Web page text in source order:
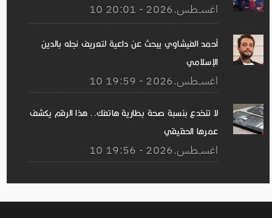
10 اغســطس.2026 - 20:01
أحمد الفيشاوي يبحث عن داعية لتعريف نجله بالدين
الإسلامي
10 اغســطس.2026 - 19:59
لا تنخدع بنسبة صحة بطارية هاتفك.. هذا الرقم يكشف
عمرها الحقيقي
10 اغســطس.2026 - 19:56